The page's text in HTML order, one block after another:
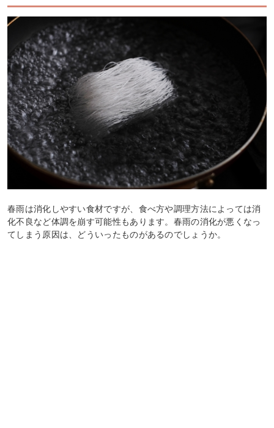
春雨は消化しやすい食材ですが、食べ方や調理方法によっては消
化不良など体調を崩す可能性もあります。春雨の消化が悪くなっ
てしまう原因は、どういったものがあるのでしょうか。